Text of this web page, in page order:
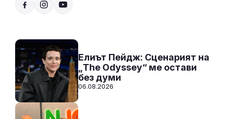
СЛУШАЙ
10:00 - 14:00
Елиът Пейдж: Сценарият на
„The Odyssey“ ме остави
без думи
06.08.2026